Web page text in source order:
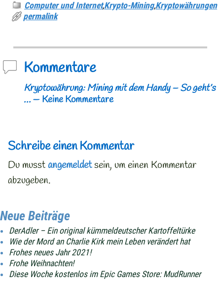
Computer und Internet,Krypto-Mining,Kryptowährungen
permalink
Kommentare
Kryptowährung: Mining mit dem Handy – So geht’s
…— Keine Kommentare
Schreibe einen Kommentar
Du musstangemeldetsein, um einen Kommentar
abzugeben.
Neue Beiträge
DerAdler – Ein original kümmeldeutscher Kartoffeltürke
Wie der Mord an Charlie Kirk mein Leben verändert hat
Frohes neues Jahr 2021!
Frohe Weihnachten!
Diese Woche kostenlos im Epic Games Store: MudRunner